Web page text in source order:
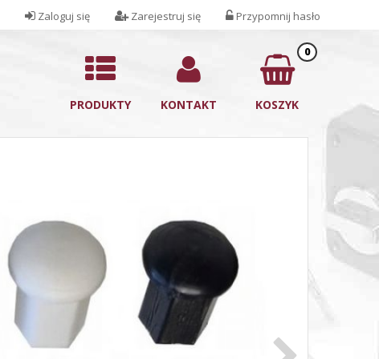
Przypomnij hasło
Zarejestruj się
Zaloguj się
PRODUKTY KONTAKT
0
KOSZYK